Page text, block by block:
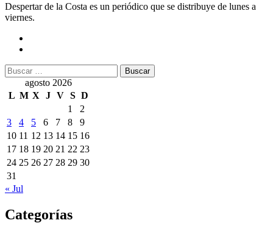
Despertar de la Costa es un periódico que se distribuye de lunes a
viernes.
Buscar:
agosto 2026
L M X J V S D
1
2
3
4 5 6 7 8
9
10 11 12 13 14 15 16
17 18 19 20 21 22 23
24 25 26 27 28 29 30
31
« Jul
Categorías